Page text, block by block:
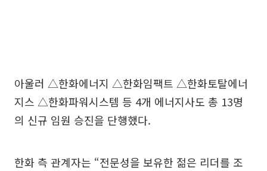
아울러 △한화에너지 △한화임팩트 △한화토탈에너
지스 △한화파워시스템 등 4개 에너지사도 총 13명
의 신규 임원 승진을 단행했다.
한화 측 관계자는 “전문성을 보유한 젊은 리더를 조